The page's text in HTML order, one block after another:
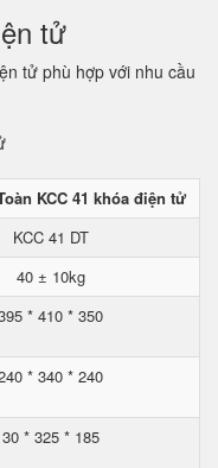
tử
tử phù hợp với nhu cầu
KCC 41 khóa điện tử
KCC 41 DT
40 ± 10kg
* 410 * 350
* 340 * 240
30 * 325 * 185